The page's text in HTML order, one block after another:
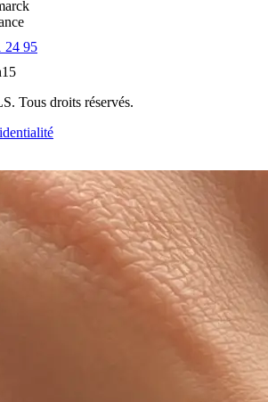
24 95
. Tous droits réservés.